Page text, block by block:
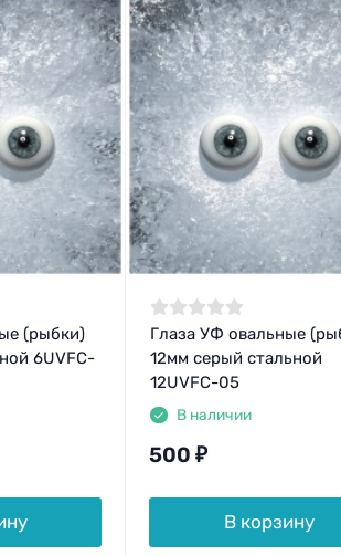
(рыбки)
6UVFC-
Глаза УФ овальные
12мм серый стальной
12UVFC-05
В наличии
500 ₽
В корзину